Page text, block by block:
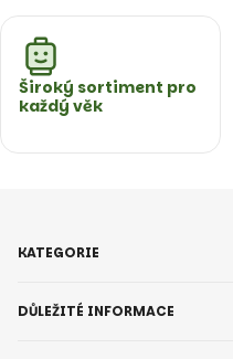
Široký sortiment pro
každý věk
KATEGORIE
DŮLEŽITÉ INFORMACE